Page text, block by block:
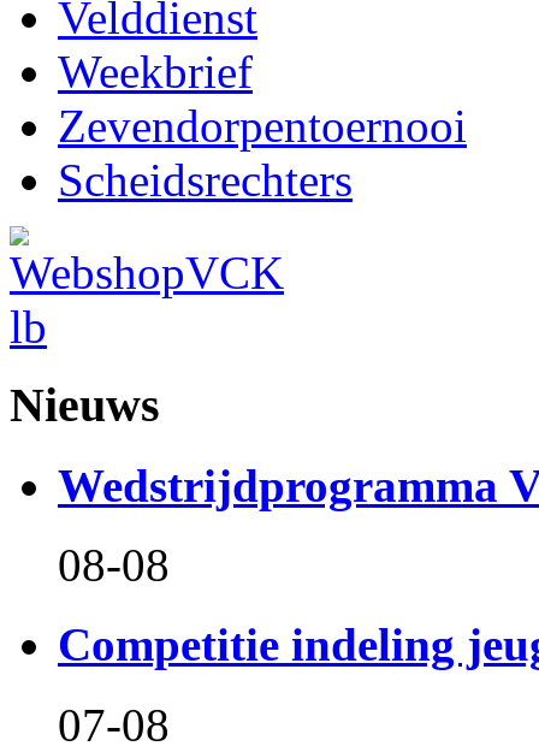
Velddienst
Weekbrief
Zevendorpentoernooi
Scheidsrechters
Nieuws
Wedstrijdprogramma
08-08
Competitie indeling
07-08